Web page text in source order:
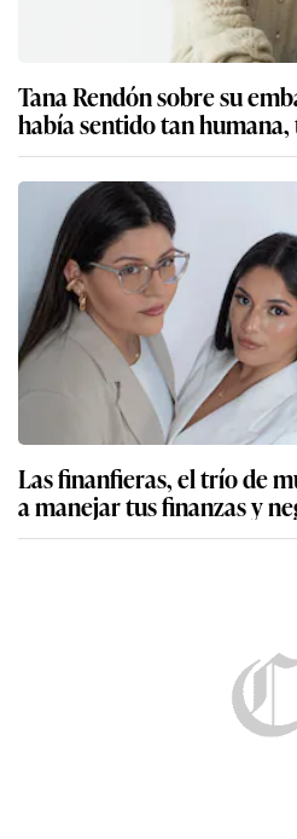
Tana Rendón sobre su
había sentido tan
Las finanfieras, el trío de
a manejar tus finanzas y